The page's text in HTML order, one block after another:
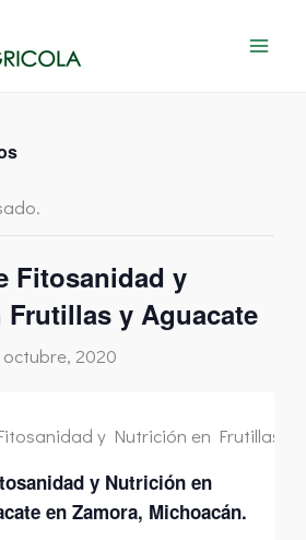
Fitosanidad y
y Aguacate
octubre, 2020
y Nutrición en
en Zamora, Michoacán.